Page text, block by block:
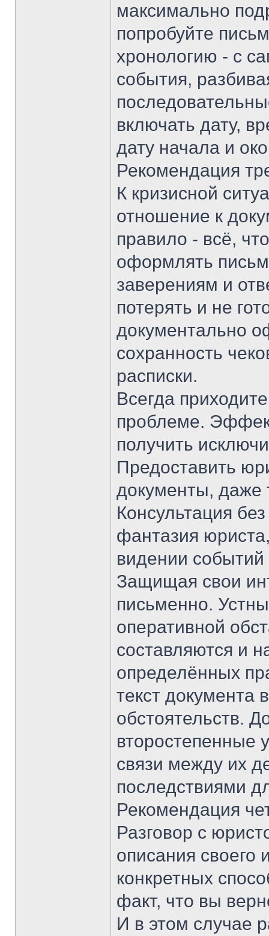
максимально
попробуйте
хронологию - с
события,
включать дату,
дату начала и
Рекомендация
К кризисной
отношение к
правило - всё,
оформлять
заверениям и
потерять и не
документально
сохранность
расписки.
Всегда
проблеме.
получить
Предоставить
документы, даже
Консультация
фантазия
видении
Защищая свои
письменно.
оперативной
составляются и
определённых
текст документа
обстоятельств.
второстепенные
связи между их
последствиями
Рекомендация
Разговор с
описания своего
конкретных
факт, что вы
И в этом случае